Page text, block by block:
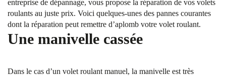
entreprise de dépannage, vous propose la réparation de vos volets
roulants au juste prix. Voici quelques-unes des pannes courantes
dont la réparation peut remettre d’aplomb votre volet roulant.
Une manivelle cassée
Dans le cas d’un volet roulant manuel, la manivelle est très